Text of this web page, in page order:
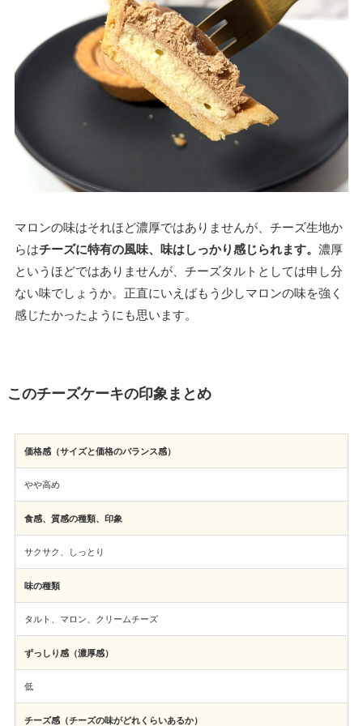
マロンの味はそれほど濃厚ではありませんが、チーズ生地か
らはチーズに特有の風味、味はしっかり感じられます。 濃厚
というほどではありませんが、チーズタルトとしては申し分
ない味でしょうか。正直にいえばもう少しマロンの味を強く
感じたかったようにも思います。
このチーズケーキの印象まとめ
価格感（サイズと価格のバランス感）
やや高め
食感、質感の種類、印象
サクサク、しっとり
味の種類
タルト、マロン、クリームチーズ
ずっしり感（濃厚感）
低
チーズ感（チーズの味がどれくらいあるか）